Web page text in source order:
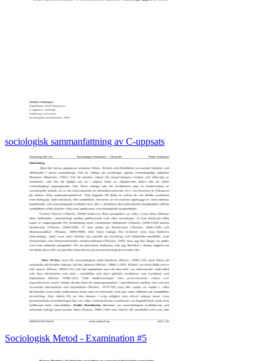
sociologisk sammanfattning av C-uppsats
Sociologisk Metod - Examination #5